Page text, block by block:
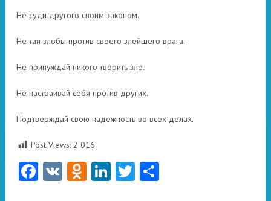
Не суди другого своим законом.
Не таи злобы против своего злейшего врага.
Не принуждай никого творить зло.
Не настраивай себя против других.
Подтверждай свою надежность во всех делах.
Post Views: 2 016
Facebook
VK Odnoklassniki
LinkedIn
Twitter